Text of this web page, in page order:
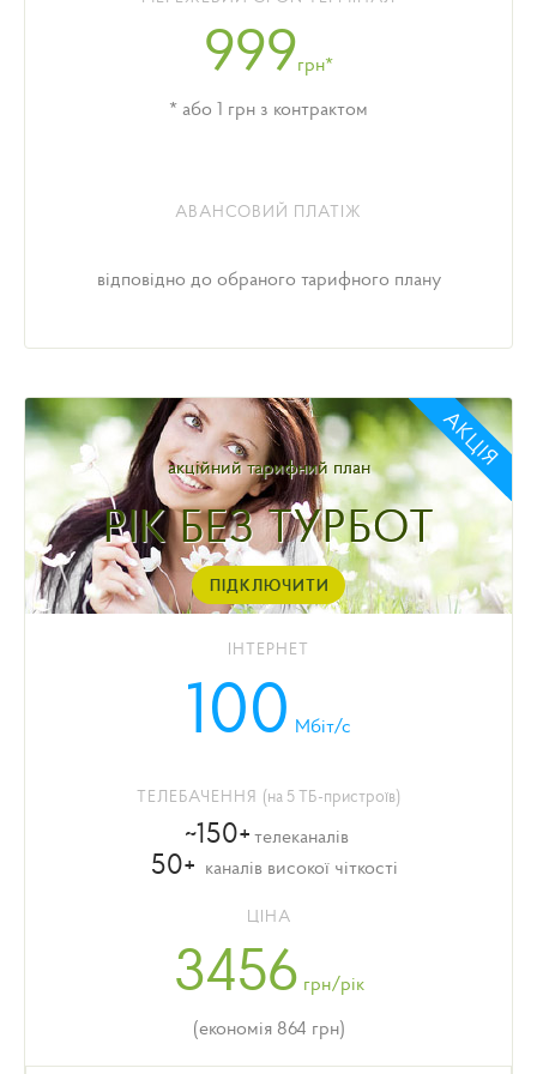
«ПАТРІОТИЧНИЙ» можна до 31.12.2025 року.
тарифний план «ПАТРІОТИЧНИЙ» залиште запит на
999грн*
* або 1 грн з контрактом
АВАНСОВИЙ ПЛАТІЖ
відповідно до обраного тарифного плану
АКЦІЯ
акційний тарифний план
РІК БЕЗ ТУРБОТ
ПІДКЛЮЧИТИ
ІНТЕРНЕТ
100 Мбіт/с
ТЕЛЕБАЧЕННЯ (на 5 ТБ-пристроїв)
~150+ телеканалів
50+ каналів високої чіткості
ЦІНА
3456 грн/рік
(економія 864 грн)